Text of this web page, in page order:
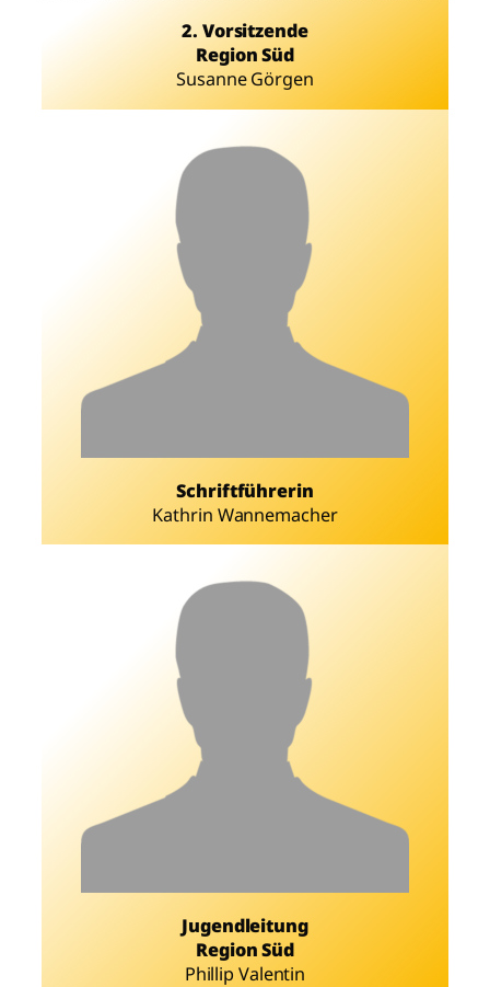
2. Vorsitzende
Region Süd
Susanne Görgen
Schriftführerin
Kathrin Wannemacher
Jugendleitung
Region Süd
Phillip Valentin